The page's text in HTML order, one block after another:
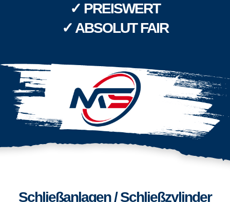
✓ PREISWERT
✓ ABSOLUT FAIR
Schließanlagen / Schließzylinder